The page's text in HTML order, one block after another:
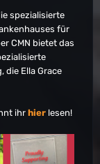
spezialisierte
für
CMN bietet das
die Ella Grace
ihr hier lesen!